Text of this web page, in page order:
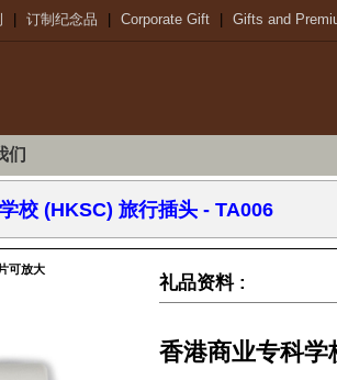
订制纪念品 Corporate Gift Gifts and
们
校 (HKSC) 旅行插头 - TA006
可放大
礼品资料 :
香港商业专科学